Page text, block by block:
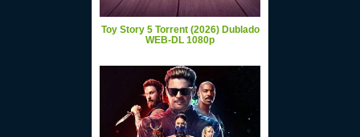
Toy Story 5 Torrent (2026) Dublado
WEB-DL 1080p